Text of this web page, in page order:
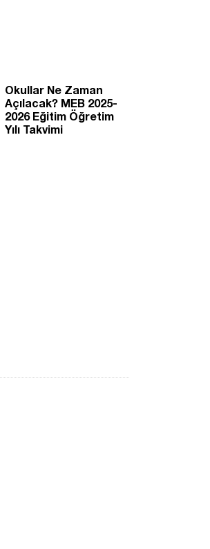
Okullar Ne Zaman
Açılacak? MEB 2025-
2026 Eğitim Öğretim
Yılı Takvimi